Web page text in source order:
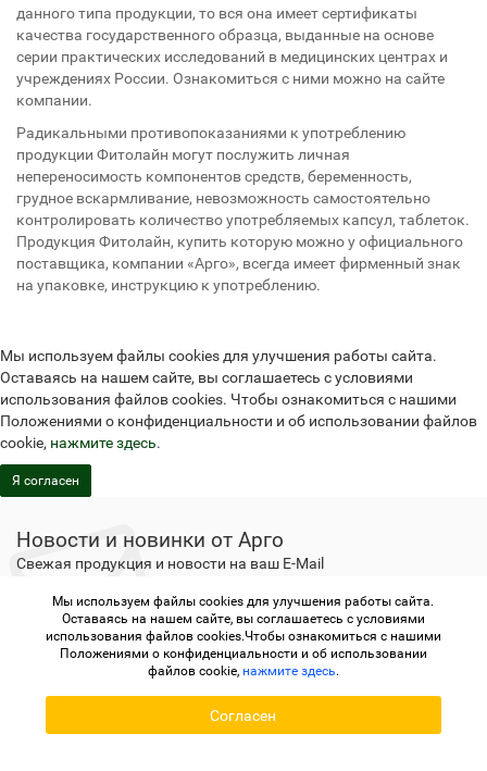
данного типа продукции, то вся она имеет сертификаты
качества государственного образца, выданные на основе
серии практических исследований в медицинских центрах и
учреждениях России. Ознакомиться с ними можно на сайте
компании.
Радикальными противопоказаниями к употреблению
продукции Фитолайн могут послужить личная
непереносимость компонентов средств, беременность,
грудное вскармливание, невозможность самостоятельно
контролировать количество употребляемых капсул, таблеток.
Продукция Фитолайн, купить которую можно у официального
поставщика, компании «Арго», всегда имеет фирменный знак
на упаковке, инструкцию к употреблению.
Мы используем файлы cookies для улучшения работы сайта.
Оставаясь на нашем сайте, вы соглашаетесь с условиями
использования файлов cookies. Чтобы ознакомиться с нашими
Положениями о конфиденциальности и об использовании файлов
cookie, нажмите здесь.
Я согласен
Новости и новинки от Арго
Свежая продукция и новости на ваш E-Mail
Подписаться
Не является публичной офертой
Политика конфиденциальности
Регистрация в Арго
Мы используем файлы cookies для улучшения работы сайта.
Оставаясь на нашем сайте, вы соглашаетесь с условиями
использования файлов cookies.Чтобы ознакомиться с нашими
Положениями о конфиденциальности и об использовании
файлов cookie, нажмите здесь.
Согласен